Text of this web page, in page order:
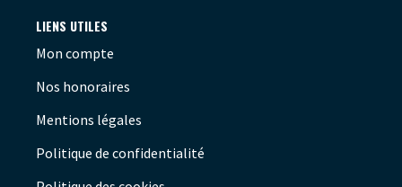
LIENS UTILES
Mon compte
Nos honoraires
Mentions légales
Politique de confidentialité